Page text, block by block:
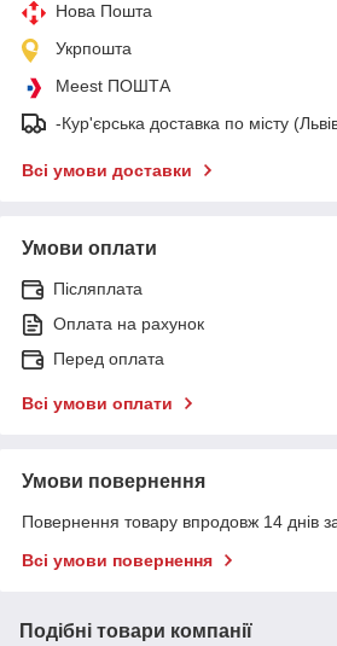
Нова Пошта
Укрпошта
Meest ПОШТА
-Кур'єрська доставка по місту
Всі умови доставки
Умови оплати
Післяплата
Оплата на рахунок
Перед оплата
Всі умови оплати
Умови повернення
Повернення товару впродовж 14 днів
Всі умови повернення
Подібні товари компанії